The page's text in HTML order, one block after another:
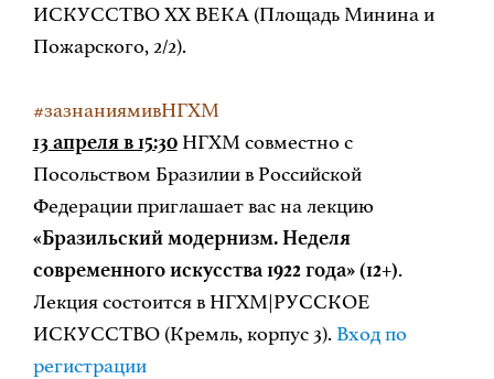
ИСКУССТВО ХХ ВЕКА (Площадь Минина и
Пожарского, 2/2).
#зазнаниямивНГХМ
13 апреля в 15:30НГХМ совместно с
Посольством Бразилии в Российской
Федерации приглашает вас на лекцию
«Бразильский модернизм. Неделя
современного искусства 1922 года» (12+).
Лекция состоится в НГХМ|РУССКОЕ
ИСКУССТВО (Кремль, корпус 3). Вход по
регистрации